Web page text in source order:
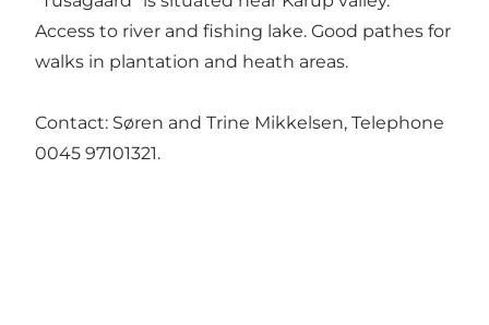
Access to river and fishing lake. Good pathes for
walks in plantation and heath areas.
Contact: Søren and Trine Mikkelsen, Telephone
0045 97101321.